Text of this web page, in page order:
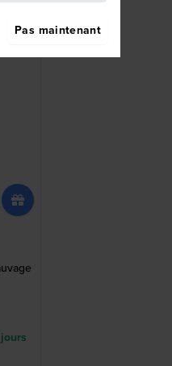
Pas maintenant